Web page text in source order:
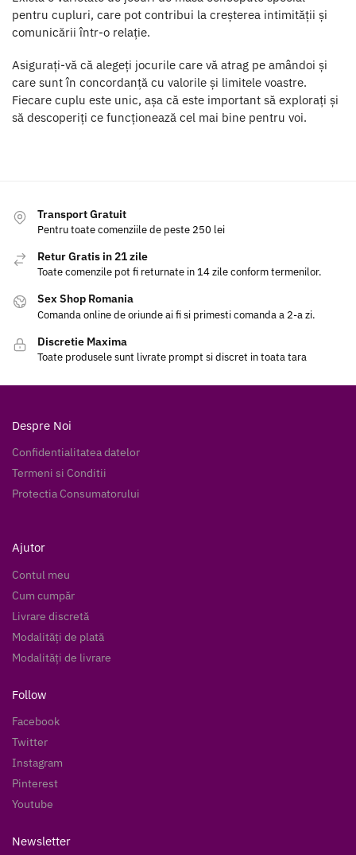
pentru cupluri, care pot contribui la creșterea intimității și
comunicării într-o relație.
Asigurați-vă că alegeți jocurile care vă atrag pe amândoi și
care sunt în concordanță cu valorile și limitele voastre.
Fiecare cuplu este unic, așa că este important să explorați și
să descoperiți ce funcționează cel mai bine pentru voi.
Transport Gratuit
Pentru toate comenziile de peste 250 lei
Retur Gratis in 21 zile
Toate comenzile pot fi returnate in 14 zile conform termenilor.
Sex Shop Romania
Comanda online de oriunde ai fi si primesti comanda a 2-a zi.
Discretie Maxima
Toate produsele sunt livrate prompt si discret in toata tara
Despre Noi
Confidentialitatea datelor
Termeni si Conditii
Protectia Consumatorului
Ajutor
Contul meu
Cum cumpăr
Livrare discretă
Modalități de plată
Modalități de livrare
Follow
Facebook
Twitter
Instagram
Pinterest
Youtube
Newsletter